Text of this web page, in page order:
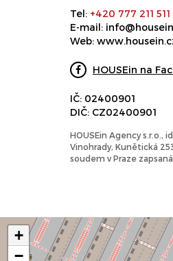
Tel: +420 777 211 511
E-mail:
Web:
HOUSEin na
IČ: 02400901
DIČ: CZ02400901
HOUSEin Agency s.r.o.,
Vinohrady, Kunětická
soudem v Praze
+
−